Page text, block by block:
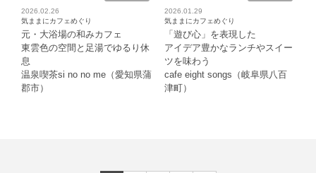
2026.02.26
気ままにカフェめぐり
元・大浴場の和みカフェ
東雲色の空間と足湯でゆるり休
息
温泉喫茶si no no me（愛知県蒲
郡市）
2026.01.29
気ままにカフェめぐり
「遊び心」を表現した
アイデア豊かなランチやスイー
ツを味わう
cafe eight songs（岐阜県八百
津町）